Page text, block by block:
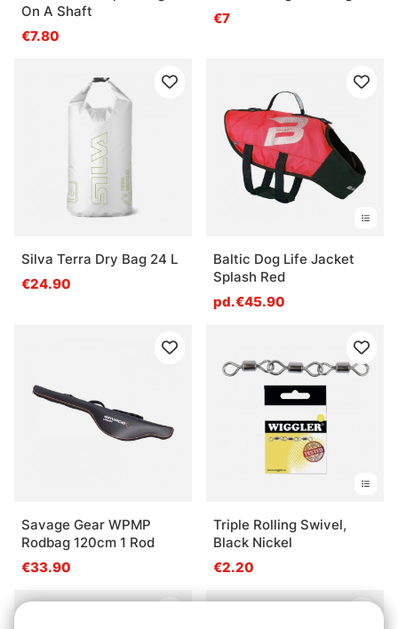
On A Shaft
€7.80
€7
Silva Terra Dry Bag 24 L
€24.90
Baltic Dog Life Jacket
Splash Red
pd.€45.90
Savage Gear WPMP
Rodbag 120cm 1 Rod
€33.90
Triple Rolling Swivel,
Black Nickel
€2.20